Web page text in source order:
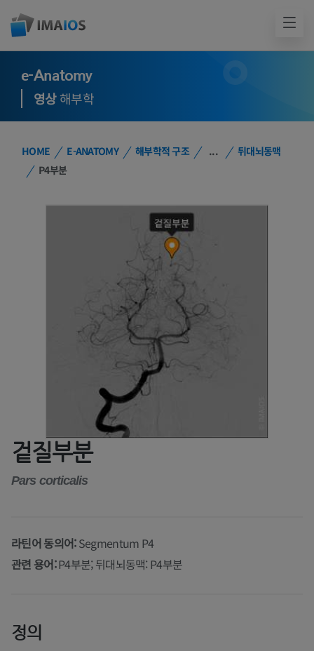
e-Anatomy
영상해부학
HOME E-ANATOMY 해부학적 구조 ...
뒤대뇌동맥
P4부분
겉질부분
Pars corticalis
라틴어 동의어:Segmentum P4
관련 용어:P4부분; 뒤대뇌동맥: P4부분
정의